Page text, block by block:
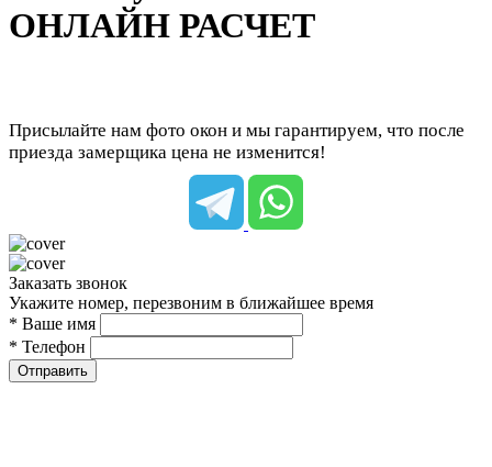
ОНЛАЙН РАСЧЕТ
Присылайте нам фото окон и мы гарантируем, что после
приезда замерщика цена не изменится!
Заказать звонок
Укажите номер, перезвоним в ближайшее время
* Ваше имя
* Телефон
Отправить